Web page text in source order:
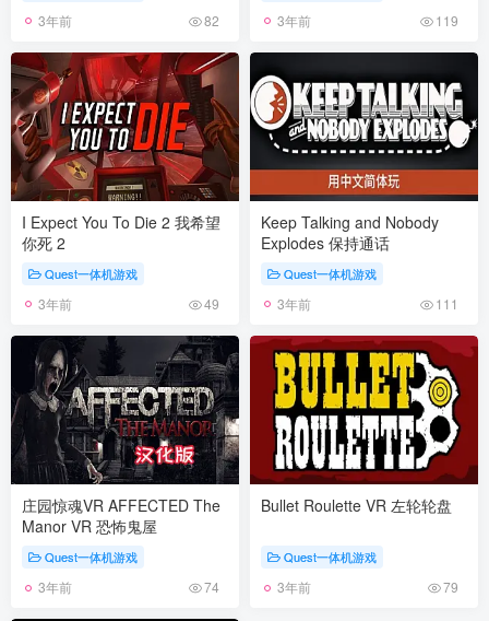
3年前 82 3年前 119
I Expect You To Die 2 我希望
你死 2
Quest一体机游戏
3年前 49
Keep Talking and Nobody
Explodes 保持通话
Quest一体机游戏
3年前 111
庄园惊魂VR AFFECTED The
Manor VR 恐怖鬼屋
Quest一体机游戏
3年前 74
Bullet Roulette VR 左轮轮盘
Quest一体机游戏
3年前 79